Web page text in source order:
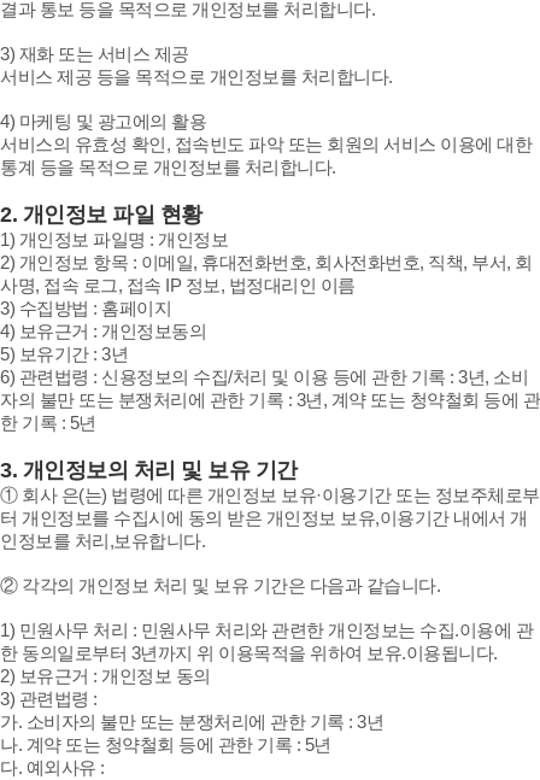
결과 통보 등을 목적으로 개인정보를 처리합니다.
3) 재화 또는 서비스 제공
서비스 제공 등을 목적으로 개인정보를 처리합니다.
4) 마케팅 및 광고에의 활용
서비스의 유효성 확인, 접속빈도 파악 또는 회원의 서비스 이용에 대한
통계 등을 목적으로 개인정보를 처리합니다.
2. 개인정보 파일 현황
1) 개인정보 파일명 : 개인정보
2) 개인정보 항목 : 이메일, 휴대전화번호, 회사전화번호, 직책, 부서, 회
사명, 접속 로그, 접속 IP 정보, 법정대리인 이름
3) 수집방법 : 홈페이지
4) 보유근거 : 개인정보동의
5) 보유기간 : 3년
6) 관련법령 : 신용정보의 수집/처리 및 이용 등에 관한 기록 : 3년, 소비
자의 불만 또는 분쟁처리에 관한 기록 : 3년, 계약 또는 청약철회 등에 관
한 기록 : 5년
3. 개인정보의 처리 및 보유 기간
① 회사 은(는) 법령에 따른 개인정보 보유·이용기간 또는 정보주체로부
터 개인정보를 수집시에 동의 받은 개인정보 보유,이용기간 내에서 개
인정보를 처리,보유합니다.
② 각각의 개인정보 처리 및 보유 기간은 다음과 같습니다.
1) 민원사무 처리 : 민원사무 처리와 관련한 개인정보는 수집.이용에 관
한 동의일로부터 3년까지 위 이용목적을 위하여 보유.이용됩니다.
2) 보유근거 : 개인정보 동의
3) 관련법령 :
가. 소비자의 불만 또는 분쟁처리에 관한 기록 : 3년
나. 계약 또는 청약철회 등에 관한 기록 : 5년
다. 예외사유 :